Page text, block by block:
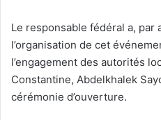
Le responsable fédéral a, par
l’organisation de cet
l’engagement des autorités
Constantine, Abdelkhalek
cérémonie d’ouverture.